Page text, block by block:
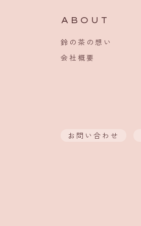
ABOUT
鈴の茶の想い
会社概要
お問い合わせ